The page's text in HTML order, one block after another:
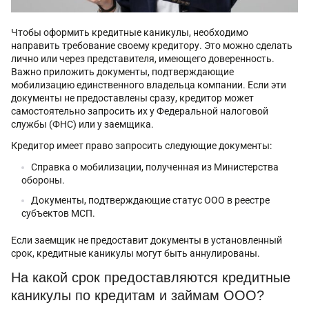
Чтобы оформить кредитные каникулы, необходимо
направить требование своему кредитору. Это можно сделать
лично или через представителя, имеющего доверенность.
Важно приложить документы, подтверждающие
мобилизацию единственного владельца компании. Если эти
документы не предоставлены сразу, кредитор может
самостоятельно запросить их у Федеральной налоговой
службы (ФНС) или у заемщика.
Кредитор имеет право запросить следующие документы:
Справка о мобилизации, полученная из Министерства
обороны.
Документы, подтверждающие статус ООО в реестре
субъектов МСП.
Если заемщик не предоставит документы в установленный
срок, кредитные каникулы могут быть аннулированы.
На какой срок предоставляются кредитные
каникулы по кредитам и займам ООО?